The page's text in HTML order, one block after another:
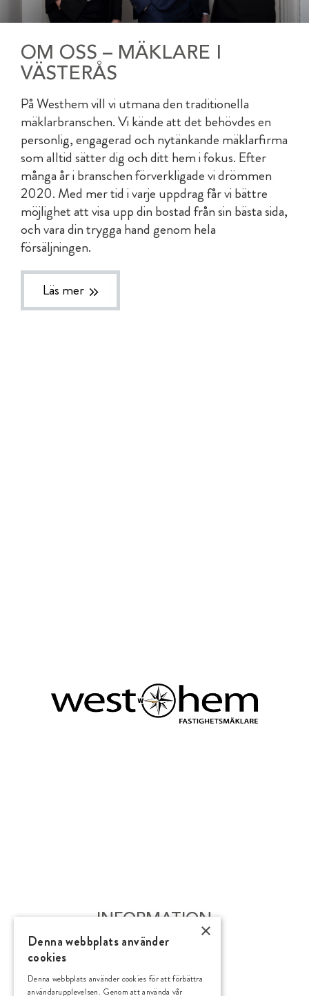
OM OSS – MÄKLARE I
VÄSTERÅS
På Westhem vill vi utmana den traditionella
mäklarbranschen. Vi kände att det behövdes en
personlig, engagerad och nytänkande mäklarfirma
som alltid sätter dig och ditt hem i fokus. Efter
många år i branschen förverkligade vi drömmen
2020. Med mer tid i varje uppdrag får vi bättre
möjlighet att visa upp din bostad från sin bästa sida,
och vara din trygga hand genom hela
försäljningen.
Läs mer
INFORMATION
Bostäder till salu
Viktiga länkar
×
Denna webbplats använder
cookies
Denna webbplats använder cookies för att förbättra
användarupplevelsen. Genom att använda vår